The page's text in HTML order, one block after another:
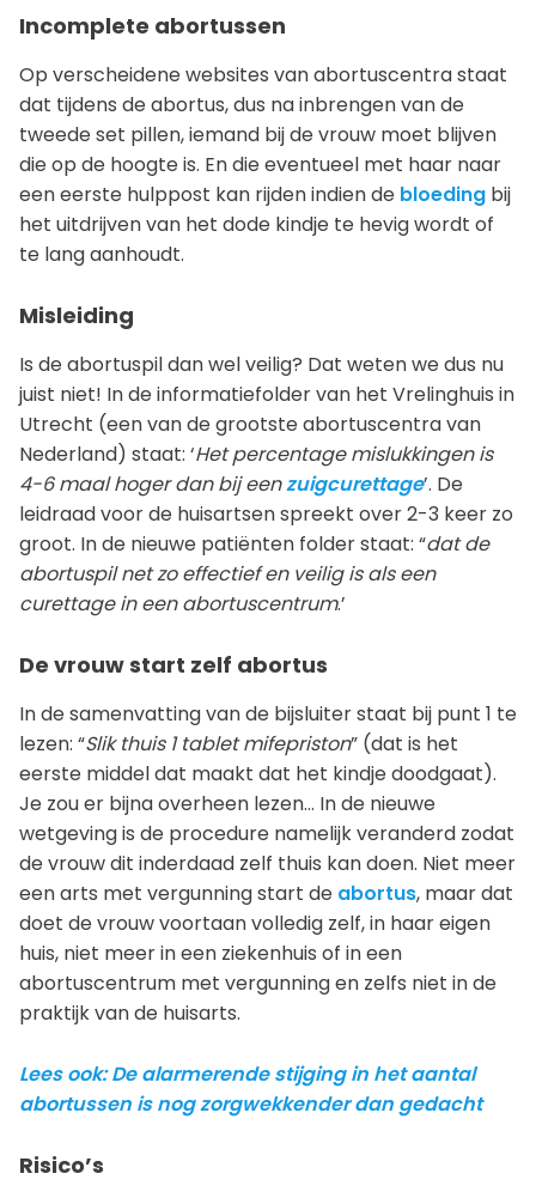
Incomplete abortussen
Op verscheidene websites van abortuscentra staat
dat tijdens de abortus, dus na inbrengen van de
tweede set pillen, iemand bij de vrouw moet blijven
die op de hoogte is. En die eventueel met haar naar
een eerste hulppost kan rijden indien de bloeding bij
het uitdrijven van het dode kindje te hevig wordt of
te lang aanhoudt.
Misleiding
Is de abortuspil dan wel veilig? Dat weten we dus nu
juist niet! In de informatiefolder van het Vrelinghuis in
Utrecht (een van de grootste abortuscentra van
Nederland) staat: ‘Het percentage mislukkingen is
4-6 maal hoger dan bij eenzuigcurettage’. De
leidraad voor de huisartsen spreekt over 2-3 keer zo
groot. In de nieuwe patiënten folder staat: “dat de
abortuspil net zo effectief en veilig is als een
curettage in een abortuscentrum.’
De vrouw start zelf abortus
In de samenvatting van de bijsluiter staat bij punt 1 te
lezen: “Slik thuis 1 tablet mifepriston” (dat is het
eerste middel dat maakt dat het kindje doodgaat).
Je zou er bijna overheen lezen… In de nieuwe
wetgeving is de procedure namelijk veranderd zodat
de vrouw dit inderdaad zelf thuis kan doen. Niet meer
een arts met vergunning start de abortus, maar dat
doet de vrouw voortaan volledig zelf, in haar eigen
huis, niet meer in een ziekenhuis of in een
abortuscentrum met vergunning en zelfs niet in de
praktijk van de huisarts.
Lees ook: De alarmerende stijging in het aantal
abortussen is nog zorgwekkender dan gedacht
Risico’s